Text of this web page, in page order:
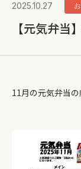
2025.10.27
【元気弁当
11月の元気弁当の